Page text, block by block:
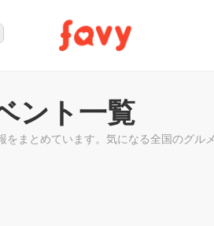
ント一覧
をまとめています。気になる全国のグ